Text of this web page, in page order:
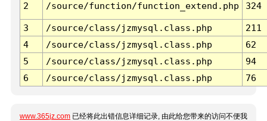
2 /source/function/function_extend.php 324
3 /source/class/jzmysql.class.php
211
4
/source/class/jzmysql.class.php
62
5
/source/class/jzmysql.class.php
94
6
/source/class/jzmysql.class.php 76
www.365jz.com 已经将此出错信息详细记录, 由此给您带来的访问不便我